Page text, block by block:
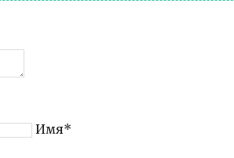
Имя*